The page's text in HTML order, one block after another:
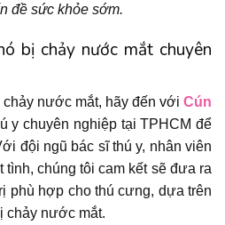
đề sức khỏe sớm.
bị chảy nước mắt chuyên
nước mắt, hãy đến với Cún
y chuyên nghiệp tại TPHCM để
đội ngũ bác sĩ thú y, nhân viên
chúng tôi cam kết sẽ đưa ra
phù hợp cho thú cưng, dựa trên
chảy nước mắt.